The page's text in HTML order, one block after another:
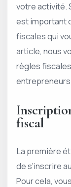
votre activité.
est important
fiscales qui
article, nous
règles
fiscal
La première
de s’inscrire
Pour cela,